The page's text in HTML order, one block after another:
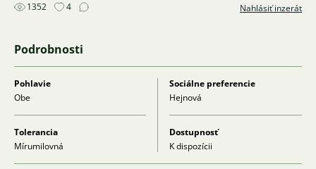
1352 4 Nahlásiť inzerát
Podrobnosti
Pohlavie
Obe
Sociálne preferencie
Hejnová
Tolerancia
Mírumilovná
Dostupnosť
K dispozícii